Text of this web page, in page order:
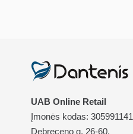
UAB Online Retail
Įmonės kodas: 305991141
Debreceno g. 26-60,